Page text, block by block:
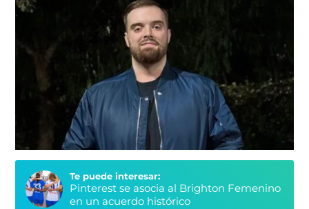
Te puede interesar:
Pinterest se asocia al Brighton Femenino
en un acuerdo histórico